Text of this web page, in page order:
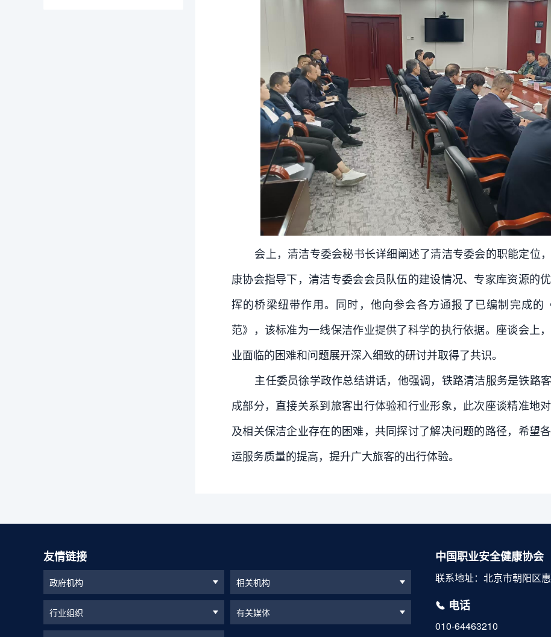
会上，清洁专委会秘书长详细阐述了清洁专委会的职能定位
康协会指导下，清洁专委会会员队伍的建设情况、专家库资源的
挥的桥梁纽带作用。同时，他向参会各方通报了已编制完成的
范》，该标准为一线保洁作业提供了科学的执行依据。座谈会上
业面临的困难和问题展开深入细致的研讨并取得了共识。
主任委员徐学政作总结讲话，他强调，铁路清洁服务是铁路
成部分，直接关系到旅客出行体验和行业形象，此次座谈精准地
及相关保洁企业存在的困难，共同探讨了解决问题的路径，希望
运服务质量的提高，提升广大旅客的出行体验。
友情链接
政府机构 相关机构
行业组织 有关媒体
中国职业安全健康协会
联系地址：北京市朝阳区
电话
010-64463210